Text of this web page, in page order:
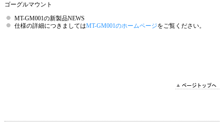
ゴーグルマウント
MT-GM001の新製品NEWS
仕様の詳細につきましてはMT-GM001のホームページをご覧ください。